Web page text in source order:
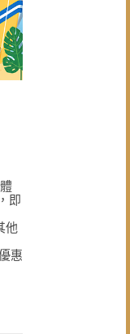
即
他
惠